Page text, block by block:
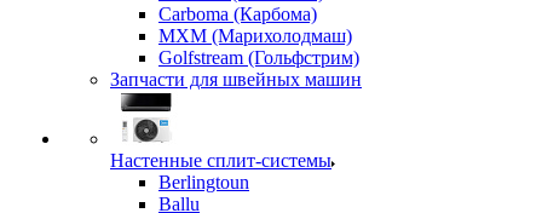
Carboma (Карбома)
MXM (Марихолодмаш)
Golfstream (Гольфстрим)
Запчасти для швейных машин
Настенные сплит-системы
Berlingtoun
Ballu